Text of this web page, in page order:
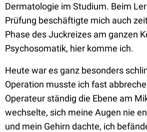
Dermatologie im Studium. Beim
Prüfung beschäftigte mich auch
Phase des Juckreizes am ganzen
Psychosomatik, hier komme ich.
Heute war es ganz besonders
Operation musste ich fast
Operateur ständig die Ebene am
wechselte, sich meine Augen nie
und mein Gehirn dachte, ich